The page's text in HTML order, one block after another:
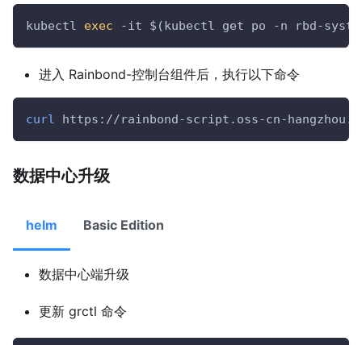
kubectl exec -it $(kubectl get po -n rbd-
进入 Rainbond-控制台组件后，执行以下命令
curl https://rainbond-script.oss-cn-
数据中心升级
helm Basic Edition
数据中心端升级
更新 grctl 命令